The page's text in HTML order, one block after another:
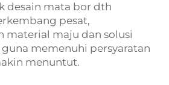
desain mata bor dth
pesat,
material maju dan solusi
memenuhi persyaratan
menuntut.